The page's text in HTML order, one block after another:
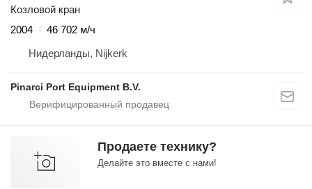
Козловой кран
2004
46 702 м/ч
Нидерланды, Nijkerk
Pinarci Port Equipment B.V.
Продаете технику?
Делайте это вместе с нами!